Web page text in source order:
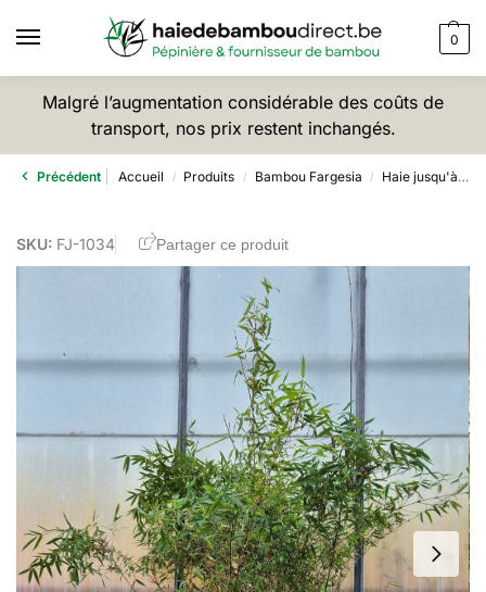
0
Malgré l’augmentation considérable des coûts de
transport, nos prix restent inchangés.
Précédent Accueil / Produits / Bambou Fargesia / Haie jusqu'à 2,5m
SKU: FJ-1034 Partager ce produit